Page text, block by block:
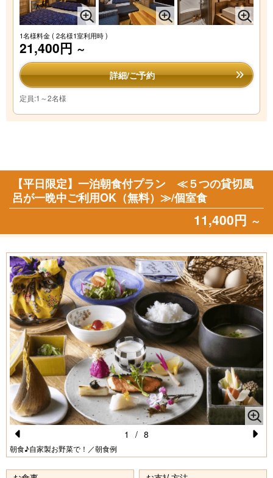
1名様料金( 2名様1室利用時 )
21,400円 ～
詳細/ご予約
定員:1～2名様
【平日限定】一泊朝食付プラン ≪５つの貸切風
呂が一晩中ご利用OK（無料）≫/個室食
11,400円 ～
Pr
e
朝食♪自家製お野菜で！／朝食例
e
1 / 8